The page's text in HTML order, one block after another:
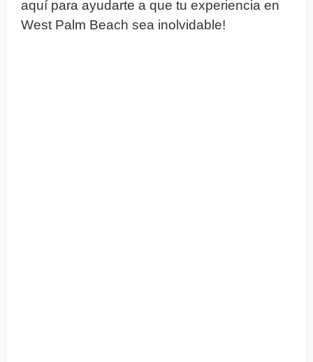
aquí para ayudarte a que tu experiencia en
West Palm Beach sea inolvidable!